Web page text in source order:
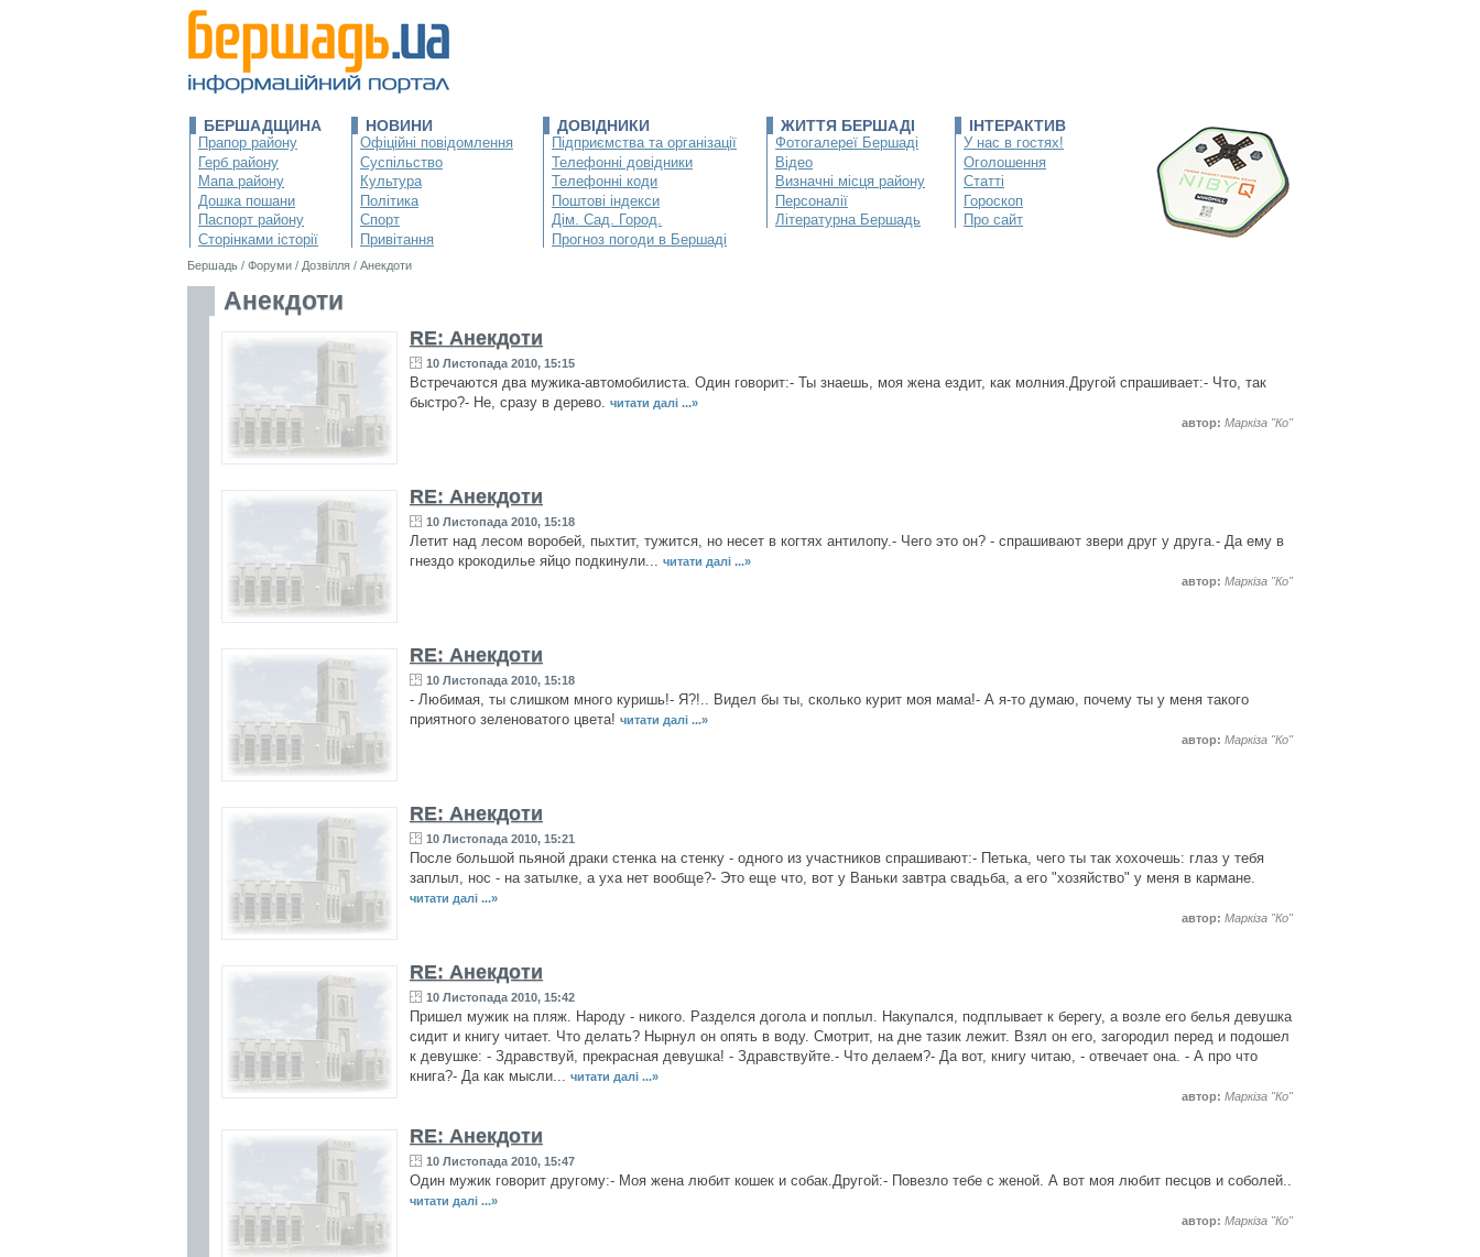
БЕРШАДЩИНА
Прапор району
Герб району
Мапа району
Дошка пошани
Паспорт району
Сторінками історії
НОВИНИ
Офіційні повідомлення
Суспільство
Культура
Політика
Спорт
Привітання
ДОВІДНИКИ
Підприємства та організації
Телефонні довідники
Телефонні коди
Поштові індекси
Дім. Сад. Город.
Прогноз погоди в Бершаді
ЖИТТЯ БЕРШАДІ
Фотогалереї Бершаді
Відео
Визначні місця району
Персоналії
Літературна Бершадь
ІНТЕРАКТИВ
У нас в гостях!
Оголошення
Статті
Гороскоп
Про сайт
Бершадь / Форуми / Дозвілля / Анекдоти
Анекдоти
RE: Анекдоти
10 Листопада 2010, 15:15
Встречаются два мужика-автомобилиста. Один говорит:- Ты знаешь, моя жена ездит, как молния.Другой спрашивает:- Что, так
быстро?- Не, сразу в дерево. читати далі ...»
автор: Маркіза "Ко"
RE: Анекдоти
10 Листопада 2010, 15:18
Летит над лесом воробей, пыхтит, тужится, но несет в когтях антилопу.- Чего это он? - спрашивают звери друг у друга.- Да ему в
гнездо крокодилье яйцо подкинули... читати далі ...»
автор: Маркіза "Ко"
RE: Анекдоти
10 Листопада 2010, 15:18
- Любимая, ты слишком много куришь!- Я?!.. Видел бы ты, сколько курит моя мама!- А я-то думаю, почему ты у меня такого
приятного зеленоватого цвета! читати далі ...»
автор: Маркіза "Ко"
RE: Анекдоти
10 Листопада 2010, 15:21
После большой пьяной драки стенка на стенку - одного из участников спрашивают:- Петька, чего ты так хохочешь: глаз у тебя
заплыл, нос - на затылке, а уха нет вообще?- Это еще что, вот у Ваньки завтра свадьба, а его "хозяйство" у меня в кармане.
читати далі ...»
автор: Маркіза "Ко"
RE: Анекдоти
10 Листопада 2010, 15:42
Пришел мужик на пляж. Народу - никого. Разделся догола и поплыл. Накупался, подплывает к берегу, а возле его белья девушка
сидит и книгу читает. Что делать? Нырнул он опять в воду. Смотрит, на дне тазик лежит. Взял он его, загородил перед и подошел
к девушке: - Здравствуй, прекрасная девушка! - Здравствуйте.- Что делаем?- Да вот, книгу читаю, - отвечает она. - А про что
книга?- Да как мысли... читати далі ...»
автор: Маркіза "Ко"
RE: Анекдоти
10 Листопада 2010, 15:47
Один мужик говорит другому:- Моя жена любит кошек и собак.Другой:- Повезло тебе с женой. А вот моя любит песцов и соболей..
читати далі ...»
автор: Маркіза "Ко"